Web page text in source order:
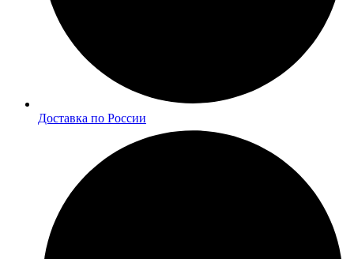
Доставка по России